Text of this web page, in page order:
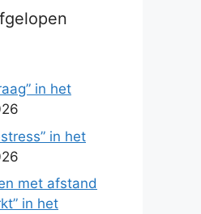
in het
in het
met afstand
in het